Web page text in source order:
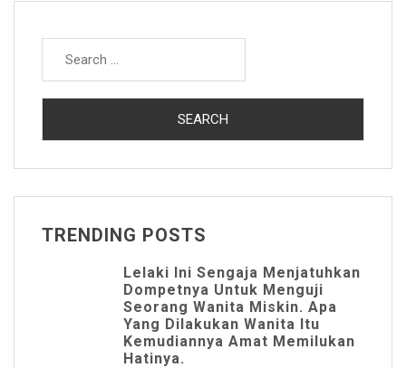
Search
TRENDING POSTS
Lelaki Ini Sengaja Menjatuhkan
Dompetnya Untuk Menguji
Seorang Wanita Miskin. Apa
Yang Dilakukan Wanita Itu
Kemudiannya Amat Memilukan
Hatinya.